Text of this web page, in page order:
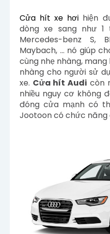
Cửa hít xe hơi hiện
dòng xe sang như 1
Mercedes-benz S,
Maybach, … nó giúp
cùng nhẹ nhàng,
nhàng cho người sử
xe. Cửa hít Audi còn
nhiều nguy cơ không
đóng cửa mạnh có
Jootoon có chức năng